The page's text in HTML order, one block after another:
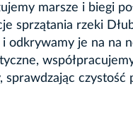
marsze i biegi
sprzątania rzeki
odkrywamy je na na
czystość